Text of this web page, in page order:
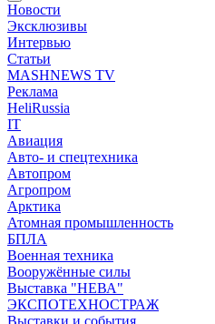
Новости
Эксклюзивы
Интервью
Статьи
MASHNEWS TV
Реклама
HeliRussia
IT
Авиация
Авто- и спецтехника
Автопром
Агропром
Арктика
Атомная промышленность
БПЛА
Военная техника
Вооружённые силы
Выставка "НЕВА"
ЭКСПОТЕХНОСТРАЖ
Выставки и события